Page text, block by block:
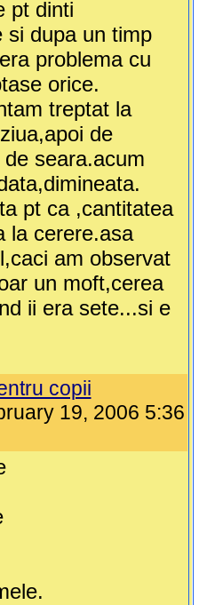
pt dinti
si dupa un timp
problema cu
orice.
treptat la
de
seara.acum
pt ca ,cantitatea
la cerere.asa
am observat
un moft,cerea
ii era sete...si e
copii
19, 2006 5:36